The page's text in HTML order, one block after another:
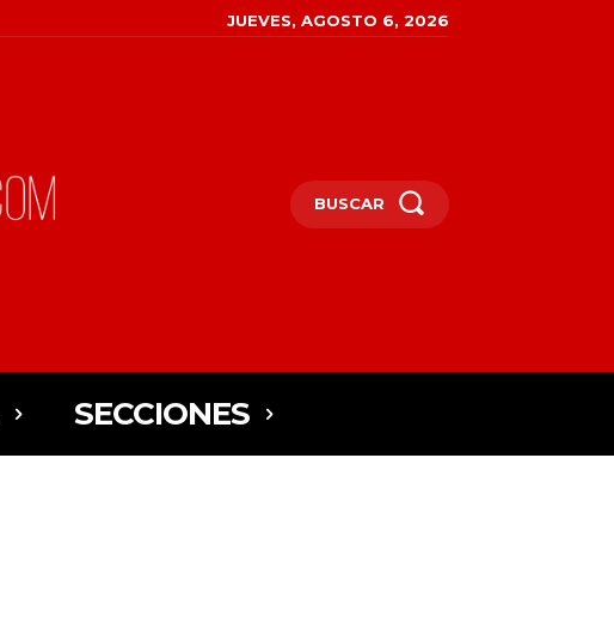
JUEVES, AGOSTO 6, 2026
BUSCAR
SECCIONES